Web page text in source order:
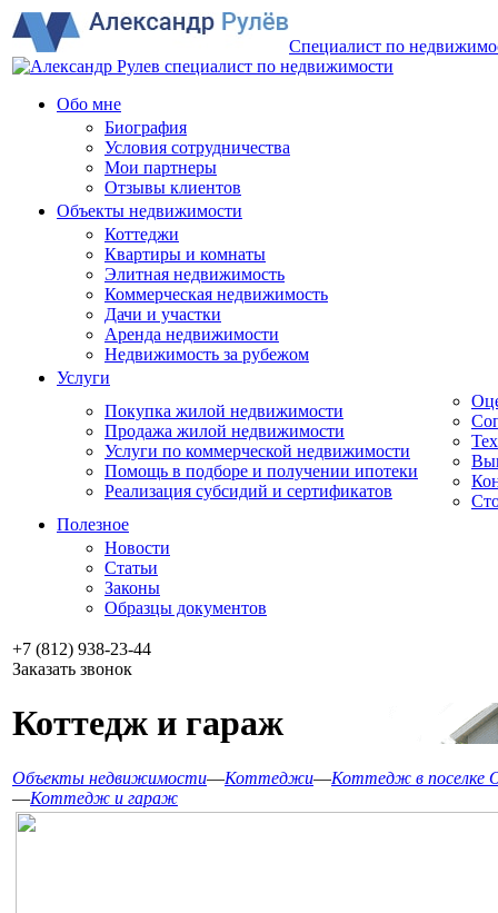
Специалист по
Обо мне
Биография
Условия сотрудничества
Мои партнеры
Отзывы клиентов
Объекты недвижимости
Коттеджи
Квартиры и комнаты
Элитная недвижимость
Коммерческая недвижимость
Дачи и участки
Аренда недвижимости
Недвижимость за рубежом
Услуги
Покупка жилой недвижимости
Продажа жилой недвижимости
Услуги по коммерческой недвижимости
Помощь в подборе и получении ипотеки
Реализация субсидий и сертификатов
Полезное
Новости
Статьи
Законы
Образцы документов
+7 (812) 938-23-44
Заказать звонок
Коттедж и гараж
Объекты недвижимости—Коттеджи—Коттедж в поселке
—Коттедж и гараж